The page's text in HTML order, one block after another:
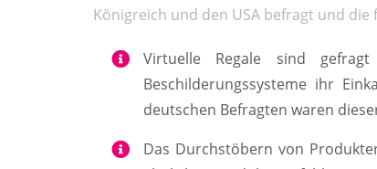
Königreich und den USA befragt und
Virtuelle Regale sind
Beschilderungssysteme ihr
deutschen Befragten waren
Das Durchstöbern von